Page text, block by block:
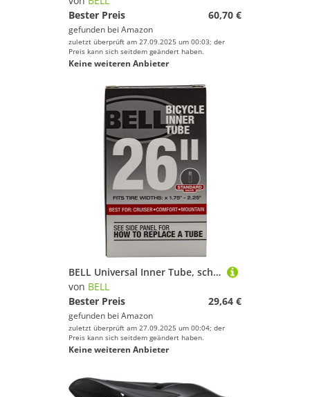
Bester Preis
60,70 €
gefunden bei Amazon
zuletzt überprüft am 27.09.2025 um 00:03; der
Preis kann sich seitdem geändert haben.
Keine weiteren Anbieter
BELL Universal Inner Tube, schwarz
von BELL
Bester Preis
29,64 €
gefunden bei Amazon
zuletzt überprüft am 27.09.2025 um 00:04; der
Preis kann sich seitdem geändert haben.
Keine weiteren Anbieter